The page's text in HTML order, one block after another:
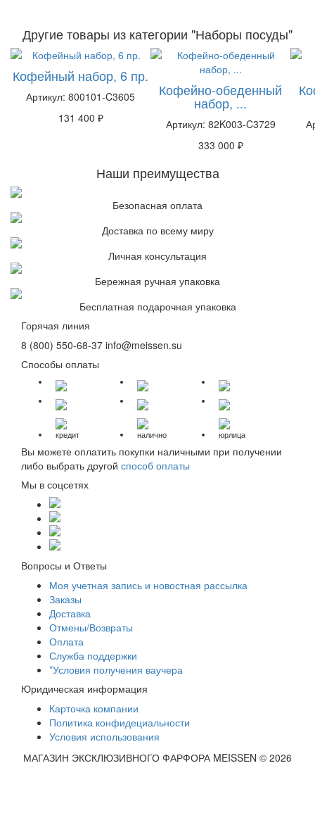
Другие товары из категории "Наборы посуды"
Кофейный набор, 6 пр.
Артикул: 800101-C3605
131 400 ₽
Кофейно-обеденный
набор, ...
Артикул: 82K003-C3729
333 000 ₽
Наши преимущества
Безопасная оплата
Доставка по всему миру
Личная консультация
Бережная ручная упаковка
Бесплатная подарочная упаковка
Горячая линия
8 (800) 550-68-37 info@meissen.su
Способы оплаты
кредит налично юрлица
Вы можете оплатить покупки наличными при получении
либо выбрать другой способ оплаты
Мы в соцсетях
Вопросы и Ответы
Моя учетная запись и новостная рассылка
Заказы
Доставка
Отмены/Возвраты
Оплата
Служба поддержки
*Условия получения ваучера
Юридическая информация
Карточка компании
Политика конфидециальности
Условия использования
МАГАЗИН ЭКСКЛЮЗИВНОГО ФАРФОРА MEISSEN © 2026